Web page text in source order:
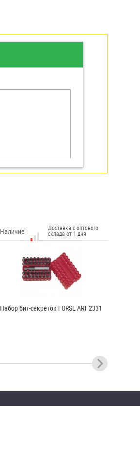
Наличие: Доставка с оптового
склада от 1 дня
Набор бит-секреток FORSE ART 2331
Доставка с оптового
склада от 1 дня
Набор отверточный + фонарь ART